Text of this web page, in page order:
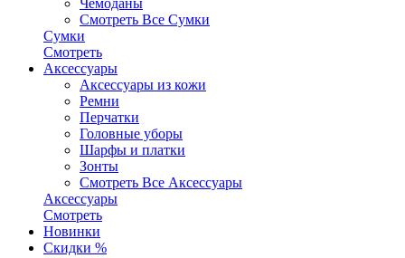
Смотреть Все Сумки
Сумки
Смотреть
Аксессуары
Аксессуары из кожи
Ремни
Перчатки
Головные уборы
Шарфы и платки
Зонты
Смотреть Все Аксессуары
Аксессуары
Смотреть
Новинки
Скидки %